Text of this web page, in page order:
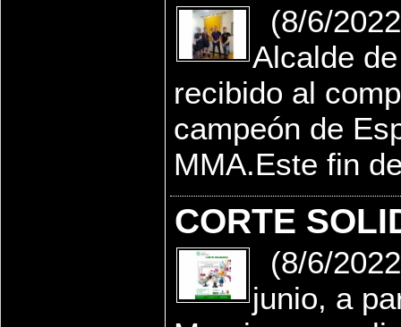
(8/6/
Alcalde
recibido al
campeón de
MMA.Este fin
CORTE
(8/6/
junio, a